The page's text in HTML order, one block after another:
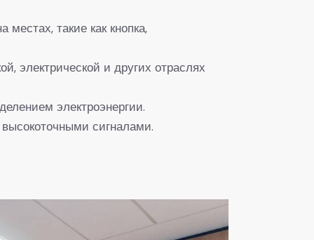
такие как кнопка,
электрической и других отраслях
электроэнергии.
сигналами.